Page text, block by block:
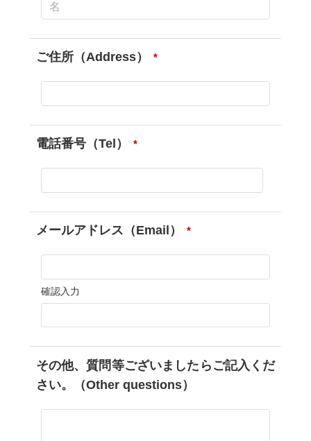
ご住所（Address） *
電話番号（Tel） *
メールアドレス（Email） *
確認入力
その他、質問等ございましたらご記入くだ
さい。（Other questions）